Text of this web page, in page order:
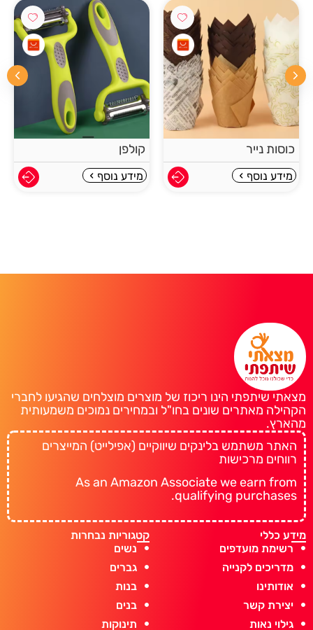
כוסות נייר
מידע נוסף
קולפן
מידע נוסף
מצאתי שיתפתי הינו ריכוז של מוצרים מוצלחים שהגיעו לחברי
הקהילה מאתרים שונים בחו"ל ובמחירים נמוכים משמעותית
מהארץ.
האתר משתמש בלינקים שיווקיים (אפילייט) המייצרים
רווחים מרכישות
As an Amazon Associate we earn from
qualifying purchases.
מידע כללי
רשימת מועדפים
מדריכים לקנייה
אודותינו
יצירת קשר
גילוי נאות
קטגוריות נבחרות
נשים
גברים
בנות
בנים
תינוקות